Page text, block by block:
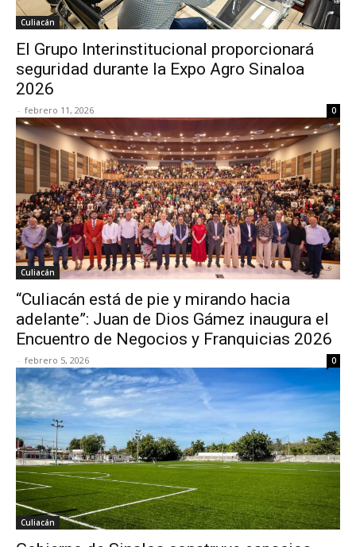
Culiacán
El Grupo Interinstitucional proporcionará
seguridad durante la Expo Agro Sinaloa
2026
- febrero 11, 2026 0
Culiacán
“Culiacán está de pie y mirando hacia
adelante”: Juan de Dios Gámez inaugura el
Encuentro de Negocios y Franquicias 2026
- febrero 5, 2026 0
Culiacán